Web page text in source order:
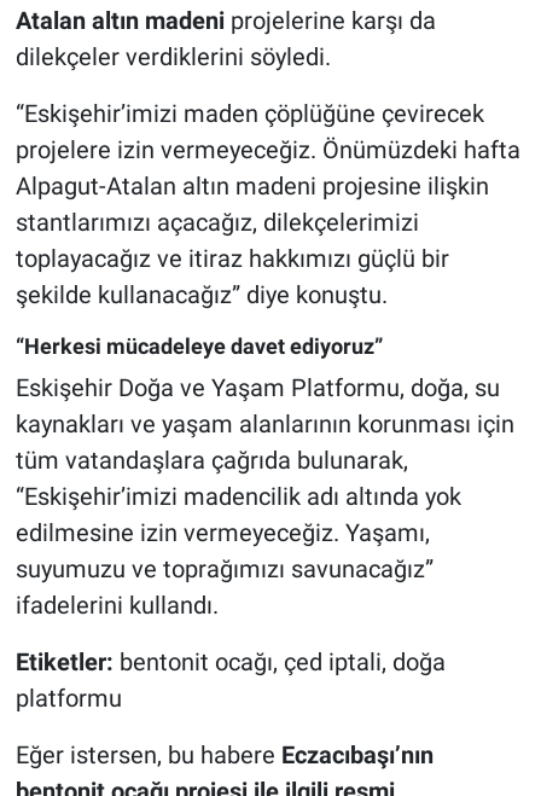
Atalan altın madeniprojelerine karşı da
dilekçeler verdiklerini söyledi.
“Eskişehir’imizi maden çöplüğüne çevirecek
projelere izin vermeyeceğiz. Önümüzdeki hafta
Alpagut-Atalan altın madeni projesine ilişkin
stantlarımızı açacağız, dilekçelerimizi
toplayacağız ve itiraz hakkımızı güçlü bir
şekilde kullanacağız” diye konuştu.
“Herkesi mücadeleye davet ediyoruz”
Eskişehir Doğa ve Yaşam Platformu, doğa, su
kaynakları ve yaşam alanlarının korunması için
tüm vatandaşlara çağrıda bulunarak,
“Eskişehir’imizi madencilik adı altında yok
edilmesine izin vermeyeceğiz. Yaşamı,
suyumuzu ve toprağımızı savunacağız”
ifadelerini kullandı.
Etiketler: bentonit ocağı, çed iptali, doğa
platformu
Eğer istersen, bu habere Eczacıbaşı’nın